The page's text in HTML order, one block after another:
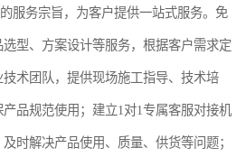
服务宗旨，为客户提供一站式服务。免
型、方案设计等服务，根据客户需求定
术团队，提供现场施工指导、技术培
品规范使用；建立1对1专属客服对接机
时解决产品使用、质量、供货等问题；